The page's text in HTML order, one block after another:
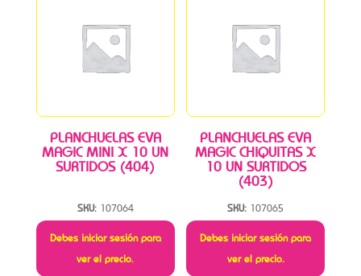
PLANCHUELAS EVA
MAGIC MINI X 10 UN
SURTIDOS (404)
SKU: 107064
Debes iniciar sesión para
ver el precio.
PLANCHUELAS EVA
MAGIC CHIQUITAS X
10 UN SURTIDOS
(403)
SKU: 107065
Debes iniciar sesión para
ver el precio.